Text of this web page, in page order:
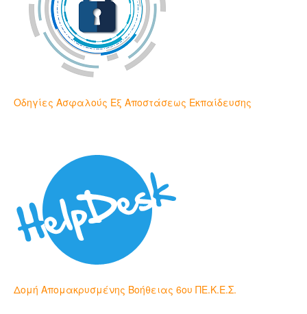
Οδηγίες Ασφαλούς Εξ Αποστάσεως Εκπαίδευσης
Δομή Απομακρυσμένης Βοήθειας 6ου ΠΕ.Κ.Ε.Σ.